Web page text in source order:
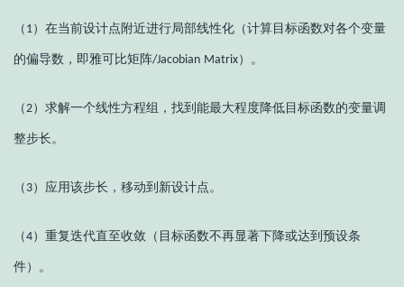
（ 1） 在当前设计点附近进行局部线性化（计算目标函数对各个变量
的偏导数，即雅可比矩阵/Jacobian Matrix）。
（2） 求解一个线性方程组，找到能最大程度降低目标函数的变量调
整步长。
（ 3） 应用该步长，移动到新设计点。
（4） 重复迭代直至收敛（目标函数不再显著下降或达到预设条
件）。